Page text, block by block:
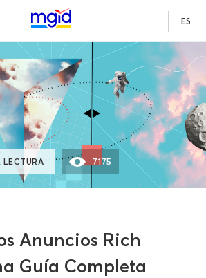
ES
Anuncios Rich
Guía Completa
LECTURA 7175